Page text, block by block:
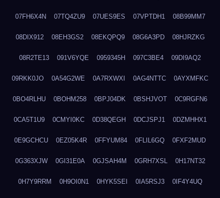
07FH6X4N 07TQ4ZU9 07UES9ES 07VPTDH1 08B99MM7
08DIX912 08EH3GS2 08EKQPQ9 08G6A3PD 08HJRZKG
08R2TE13 091V6YQE 0959345H 097C3BE4 09DI9AQ2
09RKK0JO 0A54G2WE 0A7RXWXI 0AG4NTTC 0AYXMFKC
0BO4RLHU 0BOHM258 0BPJ04DK 0BSHJVOT 0C9RGFN6
0CA5T1U9 0CMYI0KC 0D38QEGH 0DCJSPJ1 0DZMHHX1
0E9GCHCU 0EZ05K4R 0FFYUM84 0FLIL6GQ 0FXF2MUD
0G363XJW 0GI31E0A 0GJSAH4M 0GRH7XSL 0H17NT32
0H7Y9RRM 0H9OI0N1 0HYK5SEI 0IA5RSJ3 0IF4Y4UQ